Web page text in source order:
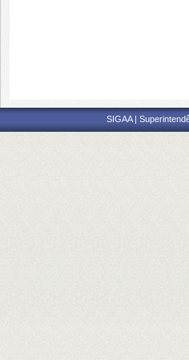
SIGAA |